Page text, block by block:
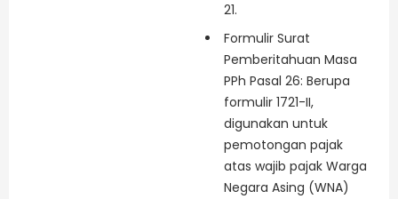
21.
Formulir Surat
Pemberitahuan Masa
PPh Pasal 26: Berupa
formulir 1721-II,
digunakan untuk
pemotongan pajak
atas wajib pajak Warga
Negara Asing (WNA)